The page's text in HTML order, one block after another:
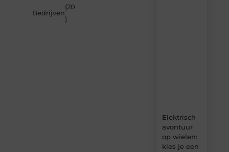
Bedrijven
(20
)
Elektrisch
avontuur
op wielen:
kies je een